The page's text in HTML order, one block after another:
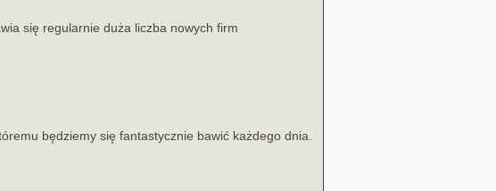
się regularnie duża liczba nowych firm
będziemy się fantastycznie bawić każdego dnia.